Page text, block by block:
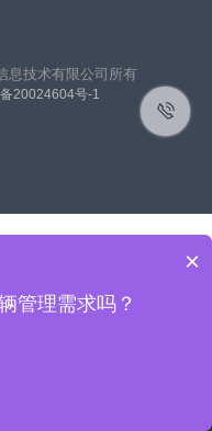
息技术有限公司所有
20024604号-1
×
管理需求吗？